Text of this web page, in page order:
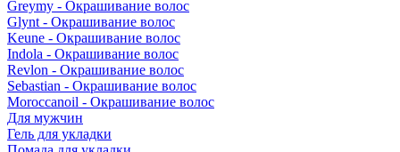
Greymy - Окрашивание волос
Glynt - Окрашивание волос
Keune - Окрашивание волос
Indola - Окрашивание волос
Revlon - Окрашивание волос
Sebastian - Окрашивание волос
Moroccanoil - Окрашивание волос
Для мужчин
Гель для укладки